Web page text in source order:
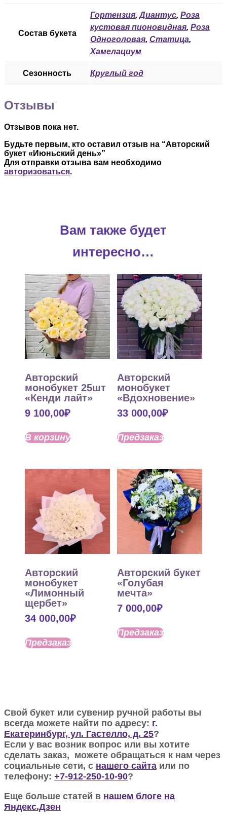
Состав букета
Гортензия,Диантус, Роза
кустовая пионовидная, Роза
Одноголовая, Статица,
Хамелациум
Сезонность Круглый год
Отзывы
Отзывов пока нет.
Будьте первым, кто оставил отзыв на “Авторский
букет «Июньский день»”
Для отправки отзыва вам необходимо
авторизоваться.
Вам также будет
интересно…
Авторский
монобукет 25шт
«Кенди лайт»
9 100,00₽
В корзину
Авторский
монобукет
«Вдохновение»
33 000,00₽
Предзаказ
Авторский
монобукет
«Лимонный
щербет»
34 000,00₽
Предзаказ
Авторский букет
«Голубая
мечта»
7 000,00₽
Предзаказ
Свой букет или сувенир ручной работы вы
всегда можете найти по адресу: г.
Екатеринбург, ул. Гастелло, д. 25?
Если у вас возник вопрос или вы хотите
сделать заказ, можете обращаться к нам через
социальные сети, с нашего сайта или по
телефону: +7-912-250-10-90?
Еще больше статей в нашем блоге на
Яндекс.Дзен